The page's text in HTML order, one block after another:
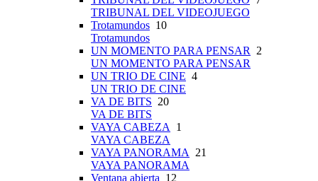
TRIBUNAL DEL VIDEOJUEGO
Trotamundos 10
Trotamundos
UN MOMENTO PARA PENSAR
2
UN MOMENTO PARA PENSAR
UN TRIO DE CINE 4
UN TRIO DE CINE
VA DE BITS 20
VA DE BITS
VAYA CABEZA
1
VAYA CABEZA
VAYA PANORAMA
21
VAYA PANORAMA
Ventana abierta 12